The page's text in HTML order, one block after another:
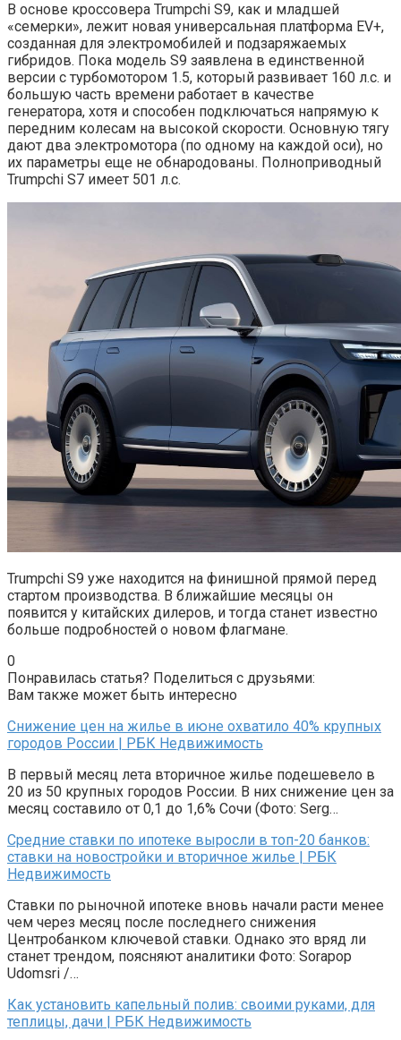
В основе кроссовера Trumpchi S9, как и младшей
«семерки», лежит новая универсальная платформа EV+,
созданная для электромобилей и подзаряжаемых
гибридов. Пока модель S9 заявлена в единственной
версии с турбомотором 1.5, который развивает 160 л.с. и
большую часть времени работает в качестве
генератора, хотя и способен подключаться напрямую к
передним колесам на высокой скорости. Основную тягу
дают два электромотора (по одному на каждой оси), но
их параметры еще не обнародованы. Полноприводный
Trumpchi S7 имеет 501 л.с.
Trumpchi S9 уже находится на финишной прямой перед
стартом производства. В ближайшие месяцы он
появится у китайских дилеров, и тогда станет известно
больше подробностей о новом флагмане.
0
Понравилась статья? Поделиться с друзьями:
Вам также может быть интересно
Снижение цен на жилье в июне охватило 40% крупных
городов России | РБК Недвижимость
В первый месяц лета вторичное жилье подешевело в
20 из 50 крупных городов России. В них снижение цен за
месяц составило от 0,1 до 1,6% Сочи (Фото: Serg…
Средние ставки по ипотеке выросли в топ-20 банков:
ставки на новостройки и вторичное жилье | РБК
Недвижимость
Ставки по рыночной ипотеке вновь начали расти менее
чем через месяц после последнего снижения
Центробанком ключевой ставки. Однако это вряд ли
станет трендом, поясняют аналитики Фото: Sorapop
Udomsri /…
Как установить капельный полив: своими руками, для
теплицы, дачи | РБК Недвижимость